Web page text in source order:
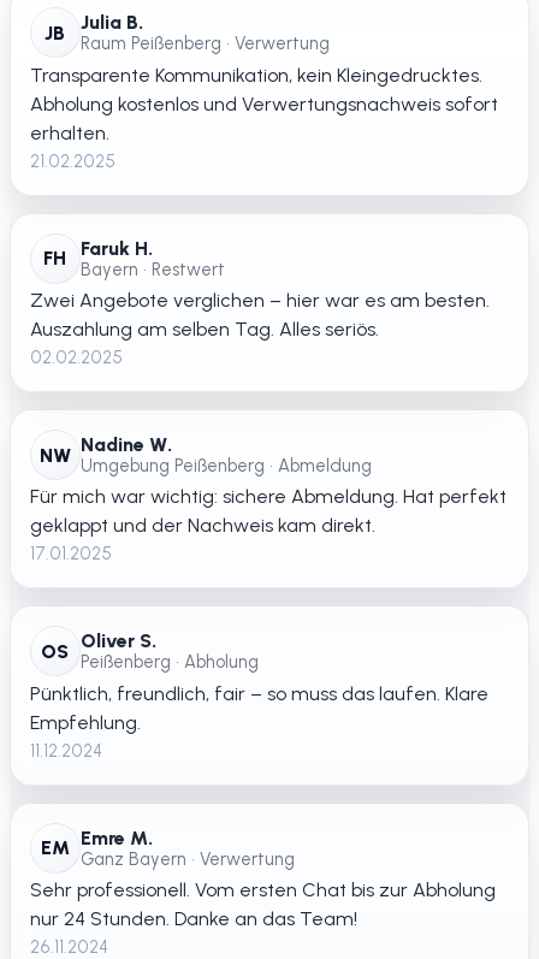
JB Julia B.
Raum Peißenberg • Verwertung
Transparente Kommunikation, kein Kleingedrucktes.
Abholung kostenlos und Verwertungsnachweis sofort
erhalten.
21.02.2025
FH Faruk H.
Bayern • Restwert
Zwei Angebote verglichen – hier war es am besten.
Auszahlung am selben Tag. Alles seriös.
02.02.2025
NW Nadine W.
Umgebung Peißenberg • Abmeldung
Für mich war wichtig: sichere Abmeldung. Hat perfekt
geklappt und der Nachweis kam direkt.
17.01.2025
OS Oliver S.
Peißenberg • Abholung
Pünktlich, freundlich, fair – so muss das laufen. Klare
Empfehlung.
11.12.2024
EM Emre M.
Ganz Bayern • Verwertung
Sehr professionell. Vom ersten Chat bis zur Abholung
nur 24 Stunden. Danke an das Team!
26.11.2024